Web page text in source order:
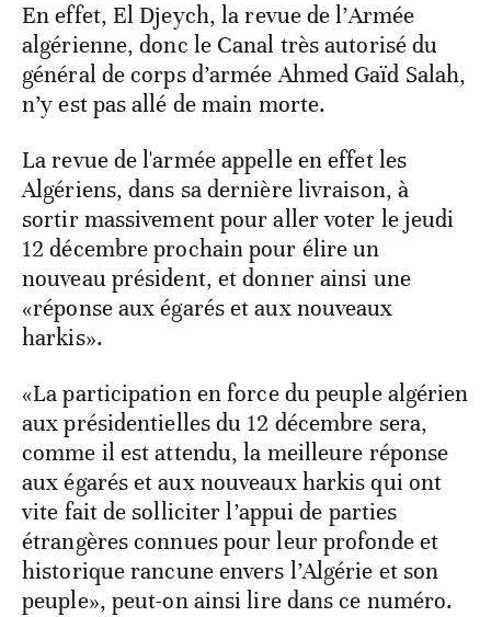
En effet, El Djeych, la revue de l’Armée
algérienne, donc le Canal très autorisé du
général de corps d’armée Ahmed Gaïd Salah,
n’y est pas allé de main morte.
La revue de l'armée appelle en effet les
Algériens, dans sa dernière livraison, à
sortir massivement pour aller voter le jeudi
12 décembre prochain pour élire un
nouveau président, et donner ainsi une
«réponse aux égarés et aux nouveaux
harkis».
«La participation en force du peuple algérien
aux présidentielles du 12 décembre sera,
comme il est attendu, la meilleure réponse
aux égarés et aux nouveaux harkis qui ont
vite fait de solliciter l’appui de parties
étrangères connues pour leur profonde et
historique rancune envers l’Algérie et son
peuple», peut-on ainsi lire dans ce numéro.